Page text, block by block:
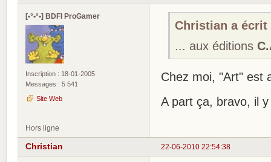
[•°•°•] BDFI ProGamer
Inscription : 18-01-2005
Messages : 5 541
Site Web
Christian a écrit
... aux éditions
Chez moi, "Art" est
A part ça, bravo, il
Hors ligne
22-06-2010 22:54:38
Christian